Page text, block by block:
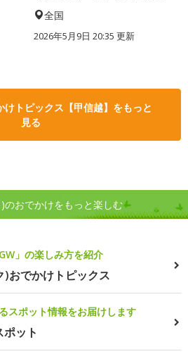
全国
2026年5月9日 20:35 更新
けトピックス【甲信越】をもっと
見る
のおでかけをもっと楽しむ
」の楽しみ方を紹介
)おでかけトピックス
スポット情報をお届けします
ット